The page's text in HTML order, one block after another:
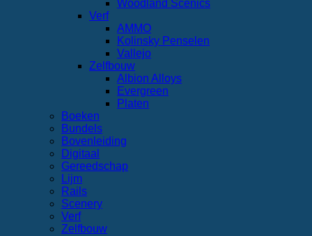
Woodland Scenics
Verf
AMMO
Kolinsky Penselen
Vallejo
Zelfbouw
Albion Alloys
Evergreen
Platen
Boeken
Bundels
Bovenleiding
Digitaal
Gereedschap
Lijm
Rails
Scenery
Verf
Zelfbouw